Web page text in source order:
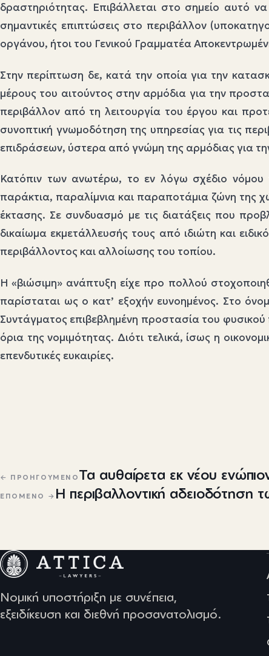
δραστηριότητας. Επιβάλλεται στο σημείο αυτό
σημαντικές επιπτώσεις στο περιβάλλον
οργάνου, ήτοι του Γενικού Γραμματέα
Στην περίπτωση δε, κατά την οποία για την
μέρους του αιτούντος στην αρμόδια για την
περιβάλλον από τη λειτουργία του έργου και
συνοπτική γνωμοδότηση της υπηρεσίας για τις
επιδράσεων, ύστερα από γνώμη της αρμόδιας για
Κατόπιν των ανωτέρω, το εν λόγω σχέδιο νόμου
παράκτια, παραλίμνια και παραποτάμια ζώνη της
έκτασης. Σε συνδυασμό με τις διατάξεις που
δικαίωμα εκμετάλλευσής τους από ιδιώτη και
περιβάλλοντος και αλλοίωσης του τοπίου.
Η «βιώσιμη» ανάπτυξη είχε προ πολλού
παρίσταται ως ο κατ’ εξοχήν ευνοημένος. Στο
Συντάγματος επιβεβλημένη προστασία του
όρια της νομιμότητας. Διότι τελικά, ίσως η
επενδυτικές ευκαιρίες.
Πλοήγηση άρθρων
← ΠΡΟΗΓΟΎΜΕΝΟ Τα αυθαίρετα εκ νέου
ΕΠΌΜΕΝΟ → Η περιβαλλοντική
Νομική υποστήριξη με συνέπεια,
εξειδίκευση και διεθνή προσανατολισμό.